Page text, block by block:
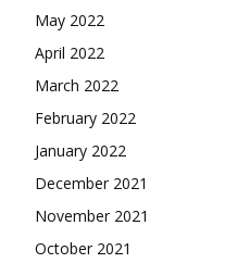
May 2022
April 2022
March 2022
February 2022
January 2022
December 2021
November 2021
October 2021